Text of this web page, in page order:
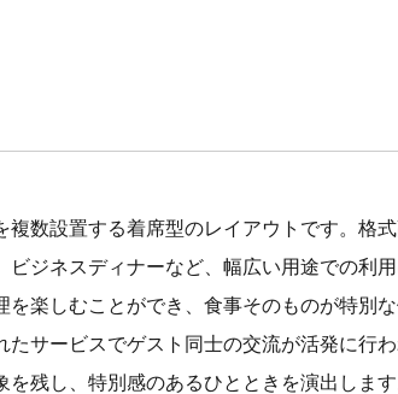
複数設置する着席型のレイアウトです。格
ビジネスディナーなど、幅広い用途での利
を楽しむことができ、食事そのものが特別
たサービスでゲスト同士の交流が活発に行
を残し、特別感のあるひとときを演出します